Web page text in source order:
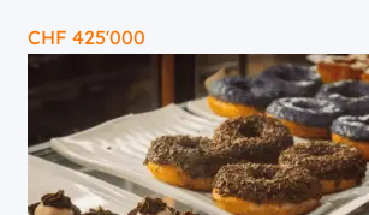
CHF 425'000